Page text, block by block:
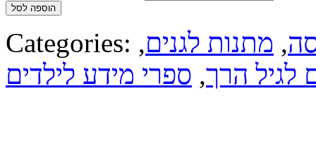
הוספה לסל
Categories: , מתנות לגנים,
לגיל הרך, ספרי מידע לילדים